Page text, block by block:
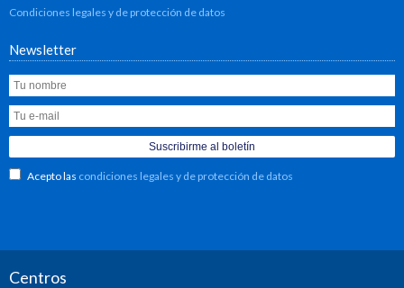
Condiciones legales y de protección de datos
Newsletter
Acepto las condiciones legales y de protección de datos
Centros